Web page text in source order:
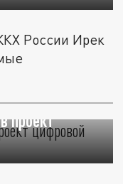
России Ирек
проект